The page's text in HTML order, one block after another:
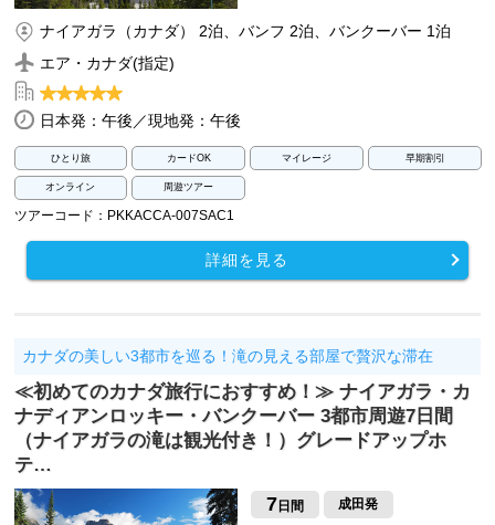
ナイアガラ（カナダ） 2泊、バンフ 2泊、バンクーバー 1泊
エア・カナダ(指定)
日本発：午後／現地発：午後
ひとり旅 カードOK マイレージ 早期割引
オンライン 周遊ツアー
ツアーコード：PKKACCA-007SAC1
詳細を見る
カナダの美しい3都市を巡る！滝の見える部屋で贅沢な滞在
≪初めてのカナダ旅行におすすめ！≫ ナイアガラ・カ
ナディアンロッキー・バンクーバー 3都市周遊7日間
（ナイアガラの滝は観光付き！）グレードアップホ
テ…
7 日間 成田発